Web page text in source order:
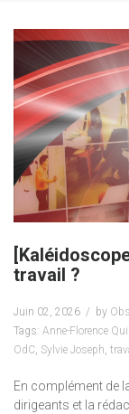
travail ?
Juin 02, 2026 by
Tags: Anne-Florence
OdC, Sylvie Joseph,
En complément de
dirigeants et la